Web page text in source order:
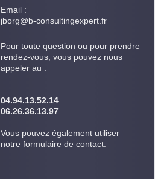
Email :
jborg@b-consultingexpert.fr
Pour toute question ou pour prendre
rendez-vous, vous pouvez nous
appeler au :
04.94.13.52.14
06.26.36.13.97
Vous pouvez également utiliser
notre formulaire de contact